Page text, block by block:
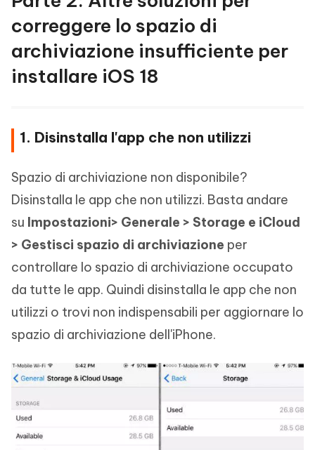
correggere lo spazio di
archiviazione insufficiente per
installare iOS 18
1. Disinstalla l'app che non utilizzi
Spazio di archiviazione non disponibile?
Disinstalla le app che non utilizzi. Basta andare
su Impostazioni> Generale > Storage e iCloud
> Gestisci spazio di archiviazione per
controllare lo spazio di archiviazione occupato
da tutte le app. Quindi disinstalla le app che non
utilizzi o trovi non indispensabili per aggiornare lo
spazio di archiviazione dell'iPhone.